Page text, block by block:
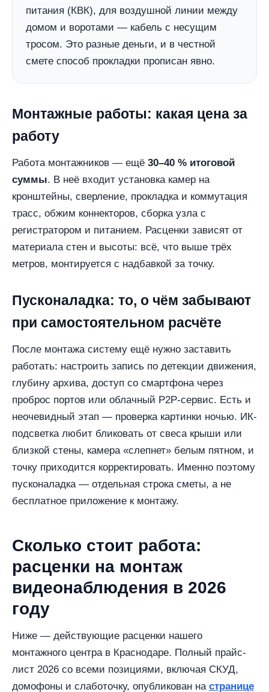
питания (КВК), для воздушной линии между
домом и воротами — кабель с несущим
тросом. Это разные деньги, и в честной
смете способ прокладки прописан явно.
Монтажные работы: какая цена за
работу
Работа монтажников — ещё 30–40 % итоговой
суммы. В неё входит установка камер на
кронштейны, сверление, прокладка и коммутация
трасс, обжим коннекторов, сборка узла с
регистратором и питанием. Расценки зависят от
материала стен и высоты: всё, что выше трёх
метров, монтируется с надбавкой за точку.
Пусконаладка: то, о чём забывают
при самостоятельном расчёте
После монтажа систему ещё нужно заставить
работать: настроить запись по детекции движения,
глубину архива, доступ со смартфона через
проброс портов или облачный P2P-сервис. Есть и
неочевидный этап — проверка картинки ночью. ИК-
подсветка любит бликовать от свеса крыши или
близкой стены, камера «слепнет» белым пятном, и
точку приходится корректировать. Именно поэтому
пусконаладка — отдельная строка сметы, а не
бесплатное приложение к монтажу.
Сколько стоит работа:
расценки на монтаж
видеонаблюдения в 2026
году
Ниже — действующие расценки нашего
монтажного центра в Краснодаре. Полный прайс-
лист 2026 со всеми позициями, включая СКУД,
домофоны и слаботочку, опубликован на странице